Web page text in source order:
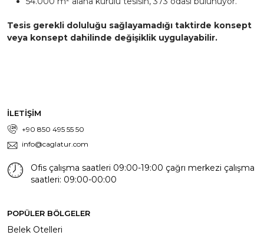
Tesis gerekli doluluğu sağlayamadığı taktirde konsept
veya konsept dahilinde değişiklik uygulayabilir.
İLETİŞİM
+90 850 495 55 50
info@caglatur.com
Ofis çalışma saatleri 09:00-19:00 çağrı merkezi çalışma
saatleri: 09:00-00:00
POPÜLER BÖLGELER
Belek Otelleri